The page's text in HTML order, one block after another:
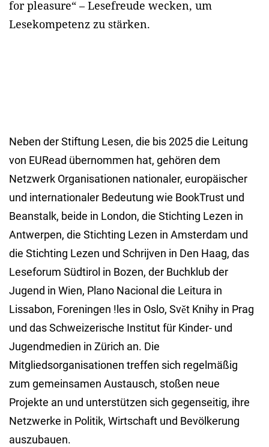
for pleasure“ – Lesefreude wecken, um
Lesekompetenz zu stärken.
Neben der Stiftung Lesen, die bis 2025 die Leitung
von EURead übernommen hat, gehören dem
Netzwerk Organisationen nationaler, europäischer
und internationaler Bedeutung wie BookTrust und
Beanstalk, beide in London, die Stichting Lezen in
Antwerpen, die Stichting Lezen in Amsterdam und
die Stichting Lezen und Schrijven in Den Haag, das
Leseforum Südtirol in Bozen, der Buchklub der
Jugend in Wien, Plano Nacional die Leitura in
Lissabon, Foreningen !les in Oslo, Svět Knihy in Prag
und das Schweizerische Institut für Kinder- und
Jugendmedien in Zürich an. Die
Mitgliedsorganisationen treffen sich regelmäßig
zum gemeinsamen Austausch, stoßen neue
Projekte an und unterstützen sich gegenseitig, ihre
Netzwerke in Politik, Wirtschaft und Bevölkerung
auszubauen.